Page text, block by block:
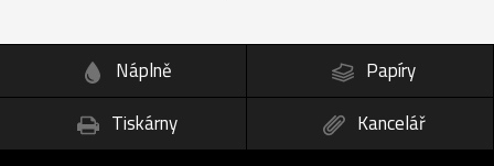
Náplně
Papíry
Tiskárny
Kancelář